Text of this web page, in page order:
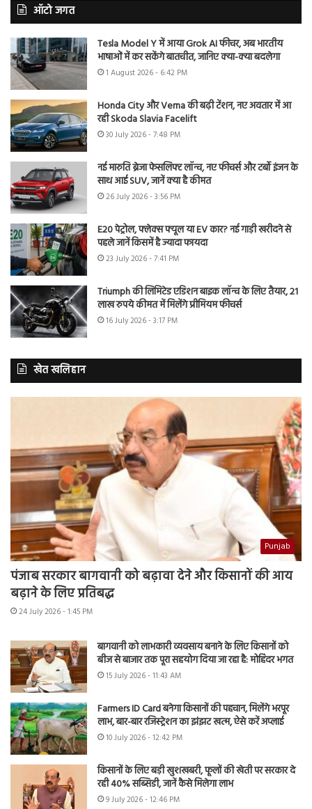
ऑटो जगत
Tesla Model Y में आया Grok AI फीचर, अब भारतीय
भाषाओं में कर सकेंगे बातचीत, जानिए क्या-क्या बदलेगा
1 August 2026 - 6:42 PM
Honda City और Verna की बढ़ी टेंशन, नए अवतार में आ
रही Skoda Slavia Facelift
30 July 2026 - 7:48 PM
नई मारुति ब्रेजा फेसलिफ्ट लॉन्च, नए फीचर्स और टर्बो इंजन के
साथ आई SUV, जानें क्या है कीमत
26 July 2026 - 3:56 PM
E20 पेट्रोल, फ्लेक्स फ्यूल या EV कार? नई गाड़ी खरीदने से
पहले जानें किसमें है ज्यादा फायदा
23 July 2026 - 7:41 PM
Triumph की लिमिटेड एडिशन बाइक लॉन्च के लिए तैयार, 21
लाख रुपये कीमत में मिलेंगे प्रीमियम फीचर्स
16 July 2026 - 3:17 PM
खेत खलिहान
Punjab
पंजाब सरकार बागवानी को बढ़ावा देने और किसानों की आय
बढ़ाने के लिए प्रतिबद्ध
24 July 2026 - 1:45 PM
बागवानी को लाभकारी व्यवसाय बनाने के लिए किसानों को
बीज से बाजार तक पूरा सहयोग दिया जा रहा है: मोहिंदर भगत
15 July 2026 - 11:43 AM
Farmers ID Card बनेगा किसानों की पहचान, मिलेंगे भरपूर
लाभ, बार-बार रजिस्ट्रेशन का झंझट खत्म, ऐसे करें अप्लाई
10 July 2026 - 12:42 PM
किसानों के लिए बड़ी खुशखबरी, फूलों की खेती पर सरकार दे
रही 40% सब्सिडी, जानें कैसे मिलेगा लाभ
9 July 2026 - 12:46 PM